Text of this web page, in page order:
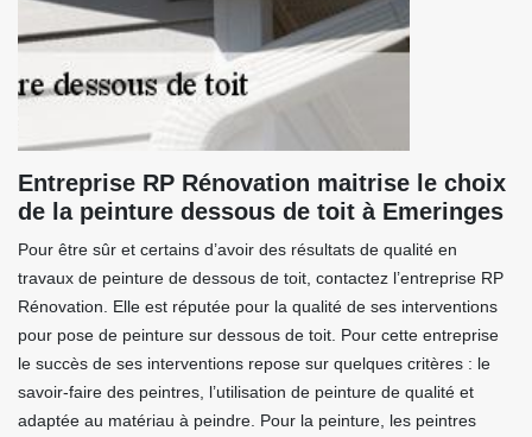
Entreprise RP Rénovation maitrise le choix
de la peinture dessous de toit à Emeringes
Pour être sûr et certains d’avoir des résultats de qualité en
travaux de peinture de dessous de toit, contactez l’entreprise RP
Rénovation. Elle est réputée pour la qualité de ses interventions
pour pose de peinture sur dessous de toit. Pour cette entreprise
le succès de ses interventions repose sur quelques critères : le
savoir-faire des peintres, l’utilisation de peinture de qualité et
adaptée au matériau à peindre. Pour la peinture, les peintres